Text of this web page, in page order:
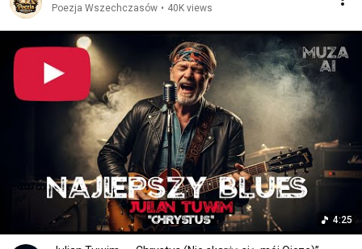
Poezja Wszechczasów • 40K views
4:25